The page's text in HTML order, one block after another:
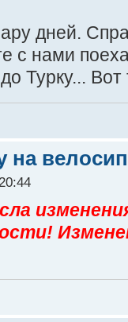
дней.
с нами
Турку...
на